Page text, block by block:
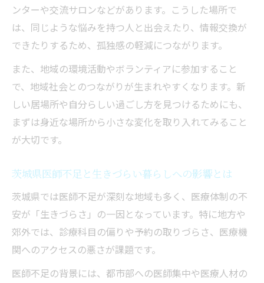
ンターや交流サロンなどがあります。こうした場所で
は、同じような悩みを持つ人と出会えたり、情報交換が
できたりするため、孤独感の軽減につながります。
また、地域の環境活動やボランティアに参加すること
で、地域社会とのつながりが生まれやすくなります。新
しい居場所や自分らしい過ごし方を見つけるためにも、
まずは身近な場所から小さな変化を取り入れてみること
が大切です。
茨城県医師不足と生きづらい暮らしへの影響とは
茨城県では医師不足が深刻な地域も多く、医療体制の不
安が「生きづらさ」の一因となっています。特に地方や
郊外では、診療科目の偏りや予約の取りづらさ、医療機
関へのアクセスの悪さが課題です。
医師不足の背景には、都市部への医師集中や医療人材の